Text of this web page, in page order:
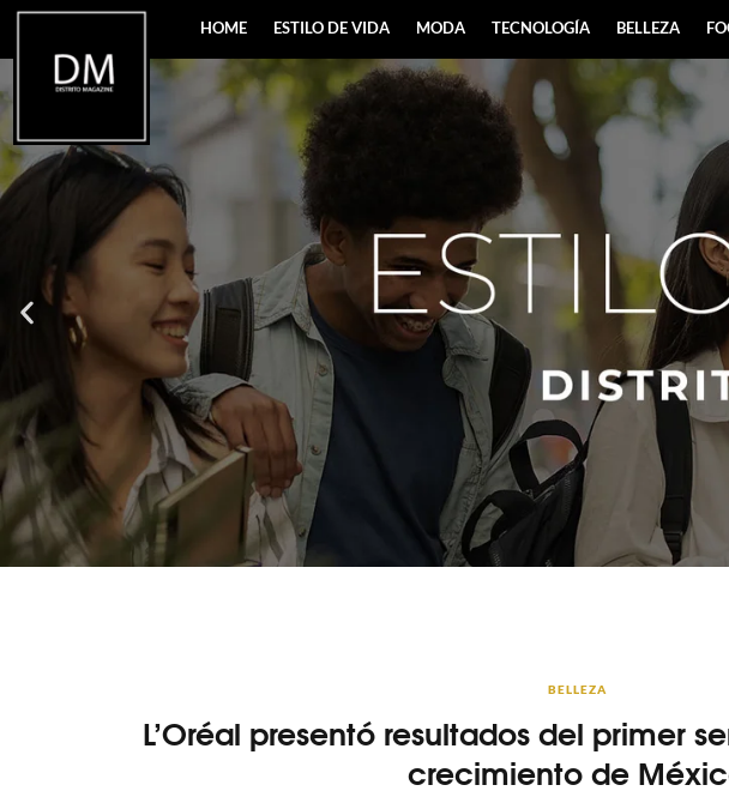
HOME ESTILO DE VIDA MODA TECNOLOGÍA BELLEZA
BELLEZA
L’Oréal presentó resultados del primer
crecimiento de